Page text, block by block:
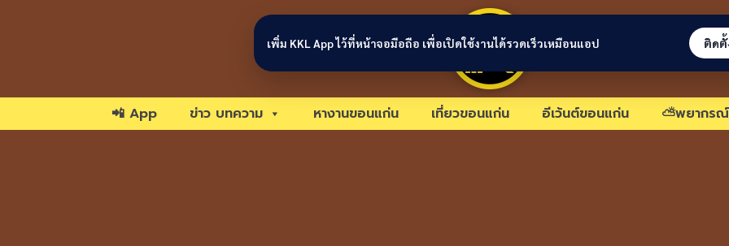
ขอนแก่นลิงก์
📲 App ข่าว บทความ หางานขอนแก่น เที่ยวขอนแก่น อีเว้นต์ขอนแก่น ⛅พยากร
เพิ่ม KKL App ไว้ที่หน้าจอมือถือ เพื่อเปิดใช้งานได้รวดเร็วเหมือนแอป ติดตั้